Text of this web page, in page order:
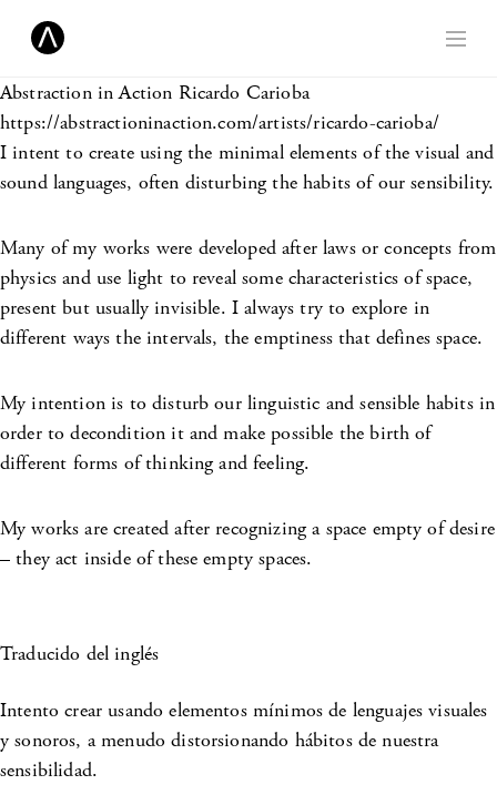
Abstraction in Action Ricardo Carioba
https://abstractioninaction.com/artists/ricardo-carioba/
I intent to create using the minimal elements of the visual and
sound languages, often disturbing the habits of our sensibility.
Many of my works were developed after laws or concepts from
physics and use light to reveal some characteristics of space,
present but usually invisible. I always try to explore in
different ways the intervals, the emptiness that defines space.
My intention is to disturb our linguistic and sensible habits in
order to decondition it and make possible the birth of
different forms of thinking and feeling.
My works are created after recognizing a space empty of desire
– they act inside of these empty spaces.
Traducido del inglés
Intento crear usando elementos mínimos de lenguajes visuales
y sonoros, a menudo distorsionando hábitos de nuestra
sensibilidad.